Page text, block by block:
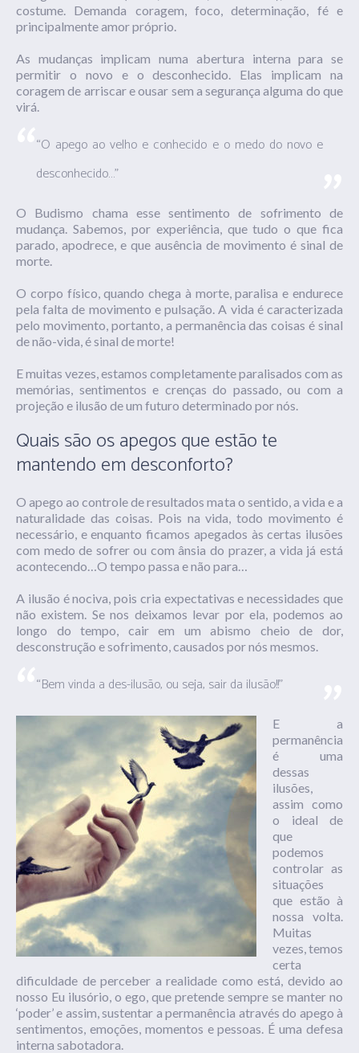
costume. Demanda coragem, foco, determinação, fé e
principalmente amor próprio.
As mudanças implicam numa abertura interna para se
permitir o novo e o desconhecido. Elas implicam na
coragem de arriscar e ousar sem a segurança alguma do que
virá.
“O apego ao velho e conhecido e o medo do novo e
desconhecido…”
O Budismo chama esse sentimento de sofrimento de
mudança. Sabemos, por experiência, que tudo o que fica
parado, apodrece, e que ausência de movimento é sinal de
morte.
O corpo físico, quando chega à morte, paralisa e endurece
pela falta de movimento e pulsação. A vida é caracterizada
pelo movimento, portanto, a permanência das coisas é sinal
de não-vida, é sinal de morte!
E muitas vezes, estamos completamente paralisados com as
memórias, sentimentos e crenças do passado, ou com a
projeção e ilusão de um futuro determinado por nós.
Quais são os apegos que estão te
mantendo em desconforto?
O apego ao controle de resultados mata o sentido, a vida e a
naturalidade das coisas. Pois na vida, todo movimento é
necessário, e enquanto ficamos apegados às certas ilusões
com medo de sofrer ou com ânsia do prazer, a vida já está
acontecendo…O tempo passa e não para…
A ilusão é nociva, pois cria expectativas e necessidades que
não existem. Se nos deixamos levar por ela, podemos ao
longo do tempo, cair em um abismo cheio de dor,
desconstrução e sofrimento, causados por nós mesmos.
“Bem vinda a des-ilusão, ou seja, sair da ilusão!!”
E a
permanência
é uma
dessas
ilusões,
assim como
o ideal de
que
podemos
controlar as
situações
que estão à
nossa volta.
Muitas
vezes, temos
certa
dificuldade de perceber a realidade como está, devido ao
nosso Eu ilusório, o ego, que pretende sempre se manter no
‘poder’ e assim, sustentar a permanência através do apego à
sentimentos, emoções, momentos e pessoas. É uma defesa
interna sabotadora.